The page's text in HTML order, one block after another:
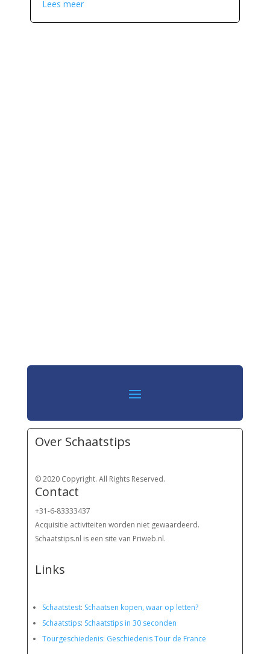
Lees meer
Over Schaatstips
© 2020 Copyright. All Rights Reserved.
Contact
+31-6-83333437
Acquisitie activiteiten worden niet gewaardeerd.
Schaatstips.nl is een site van Priweb.nl.
Links
Schaatstest: Schaatsen kopen, waar op letten?
Schaatstips: Schaatstips in 30 seconden
Tourgeschiedenis: Geschiedenis Tour de France